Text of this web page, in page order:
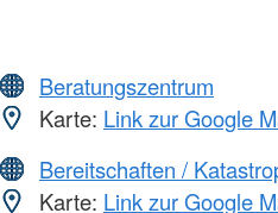
Beratungszentrum
Karte: Link zur Google
Bereitschaften /
Karte: Link zur Google